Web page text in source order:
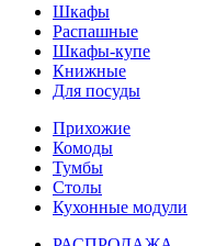
Шкафы
Распашные
Шкафы-купе
Книжные
Для посуды
Прихожие
Комоды
Тумбы
Столы
Кухонные модули